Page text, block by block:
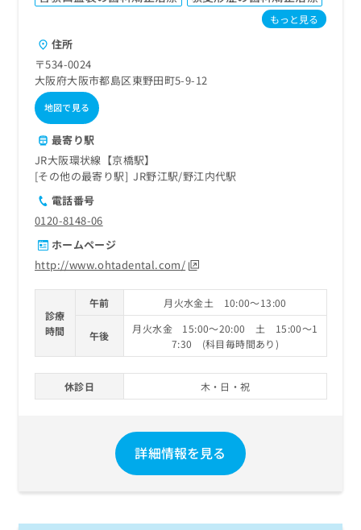
もっと見る
住所
〒534-0024
大阪府大阪市都島区東野田町5-9-12
地図で見る
最寄り駅
JR大阪環状線【京橋駅】
その他の最寄り駅
JR野江駅 野江内代駅
電話番号
0120-8148-06
ホームページ
http://www.ohtadental.com/
診療
時間
午前 月火水金土 10:00～13:00
午後
月火水金 15:00～20:00 土 15:00～1
7:30 (科目毎時間あり)
休診日 木・日・祝
詳細情報を見る